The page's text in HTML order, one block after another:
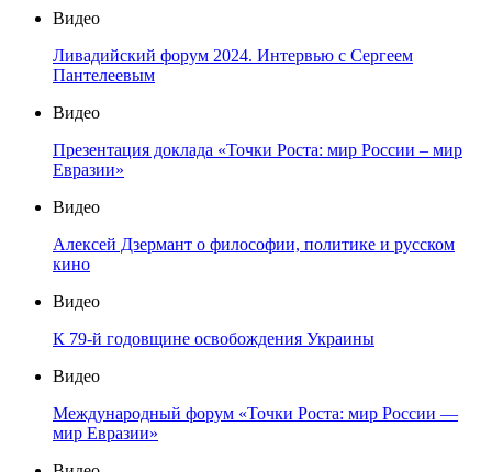
Видео
Ливадийский форум 2024. Интервью с Сергеем
Пантелеевым
Видео
Презентация доклада «Точки Роста: мир России – мир
Евразии»
Видео
Алексей Дзермант о философии, политике и русском
кино
Видео
К 79-й годовщине освобождения Украины
Видео
Международный форум «Точки Роста: мир России —
мир Евразии»